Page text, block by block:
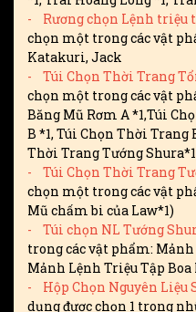
- Rương chọn Lệnh triệu
chọn một trong các vật
Katakuri, Jack
- Túi Chọn Thời Trang
chọn một trong các vật
Băng Mũ Rơm A *1,Túi
B *1, Túi Chọn Thời Trang
Thời Trang Tướng
- Túi Chọn Thời Trang
chọn một trong các vật
Mũ chấm bi của Law*1)
- Túi chọn NL Tướng
trong các vật phẩm: Mảnh
Mảnh Lệnh Triệu Tập Boa
- Hộp Chọn Nguyên Liệu
dụng được chọn 1 trong